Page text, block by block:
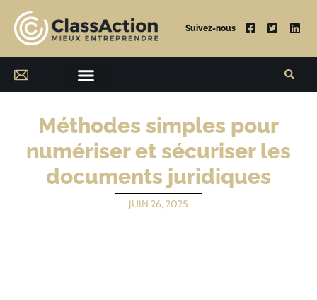
Suivez-nous
Méthodes simples pour
numériser et sécuriser les
documents juridiques
JUIN 26, 2025